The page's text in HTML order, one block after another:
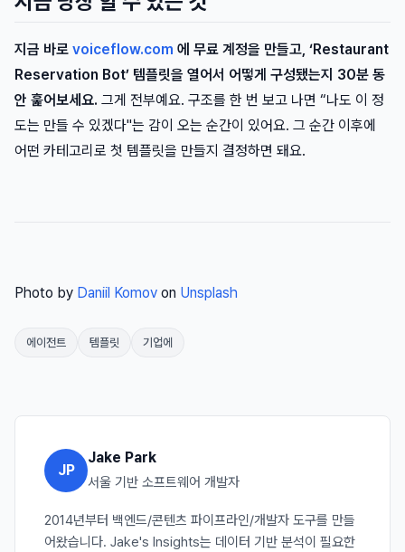
지금 바로 voiceflow.com 에 무료 계정을 만들고, ‘Restaurant
Reservation Bot’ 템플릿을 열어서 어떻게 구성됐는지 30분 동
안 훑어보세요. 그게 전부예요. 구조를 한 번 보고 나면 “나도 이 정
도는 만들 수 있겠다"는 감이 오는 순간이 있어요. 그 순간 이후에
어떤 카테고리로 첫 템플릿을 만들지 결정하면 돼요.
Photo by Daniil Komov on Unsplash
에이전트 템플릿 기업에
JP
Jake Park
서울 기반 소프트웨어 개발자
2014년부터 백엔드/콘텐츠 파이프라인/개발자 도구를 만들
어왔습니다. Jake's Insights는 데이터 기반 분석이 필요한